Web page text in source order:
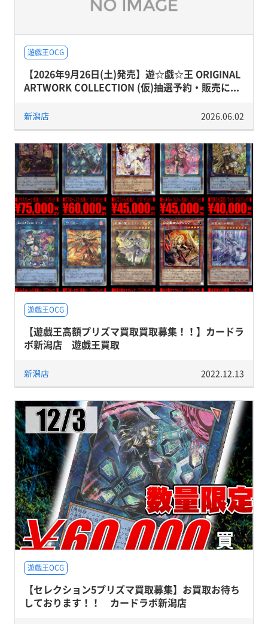
遊戯王OCG
【2026年9月26日(土)発売】遊☆戯☆王 ORIGINAL
ARTWORK COLLECTION (仮)抽選予約・販売に...
新潟店 2026.06.02
遊戯王OCG
【遊戯王高額プリズマ買取買取募集！！】カードラ
ボ新潟店 遊戯王買取
新潟店 2022.12.13
遊戯王OCG
【セレクション5プリズマ買取募集】お買取お待ち
しております！！ カードラボ新潟店